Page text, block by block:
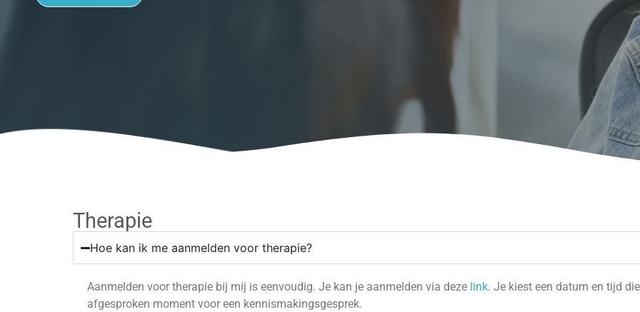
Therapie
Hoe kan ik me aanmelden voor therapie?
Aanmelden voor therapie bij mij is eenvoudig. Je kan je aanmelden via deze link. Je kiest een datum en tijd
afgesproken moment voor een kennismakingsgesprek.